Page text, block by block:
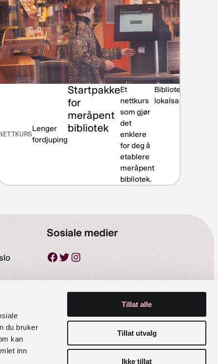
du bruker
kan
inn
Tillat alle
Tillat utvalg
Ikke tillat
Lenger
fordjuping
Startpakke
for
meråpent
bibliotek
Et
nettkurs
som gjør
det
enklere
for deg å
etablere
meråpent
bibliotek.
Biblioteket i
lokalsamfunnet
Sosiale medier
Facebook Twitter Instagram